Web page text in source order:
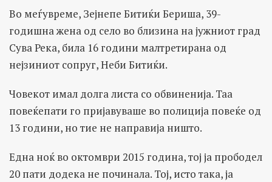
Во меѓувреме, Зејнепе Битиќи Бериша, 39-
годишна жена од село во близина на јужниот град
Сува Река, била 16 години малтретирана од
нејзиниот сопруг, Неби Битиќи.
Човекот имал долга листа со обвиненија. Таа
повеќепати го пријавуваше во полиција повеќе од
13 години, но тие не направија ништо.
Една ноќ во октомври 2015 година, тој ја прободел
20 пати додека не починала. Тој, исто така, ја